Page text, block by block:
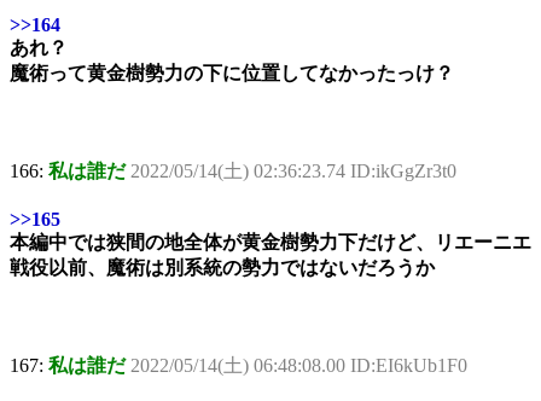
>>164
あれ？
魔術って黄金樹勢力の下に位置してなかったっけ？
166: 私は誰だ 2022/05/14(土) 02:36:23.74 ID:ikGgZr3t0
>>165
本編中では狭間の地全体が黄金樹勢力下だけど、リエーニエ
戦役以前、魔術は別系統の勢力ではないだろうか
167: 私は誰だ 2022/05/14(土) 06:48:08.00 ID:EI6kUb1F0